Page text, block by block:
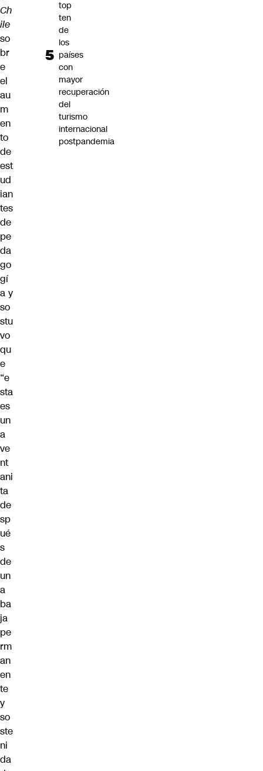
Ch
ile
so
br
e
el
au
m
en
to
de
est
ud
ian
tes
de
pe
da
go
gí
a y
so
stu
vo
qu
e
“e
sta
es
un
a
ve
nt
ani
ta
de
sp
ué
s
de
un
a
ba
ja
pe
rm
an
en
te
y
so
ste
ni
da
top
ten
de
los
países
con
mayor
recuperación
del
turismo
internacional
postpandemia